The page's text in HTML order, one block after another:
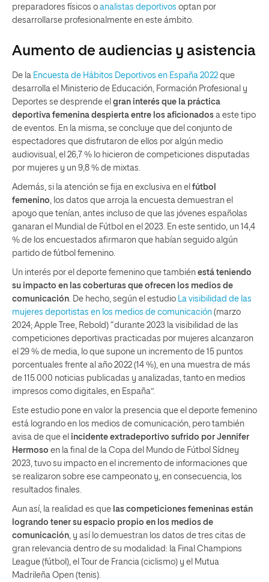
preparadores físicos o analistas deportivos optan por
desarrollarse profesionalmente en este ámbito.
Aumento de audiencias y asistencia
De la Encuesta de Hábitos Deportivos en España 2022que
desarrolla el Ministerio de Educación, Formación Profesional y
Deportes se desprende el gran interés que la práctica
deportiva femenina despierta entre los aficionados a este tipo
de eventos. En la misma, se concluye que del conjunto de
espectadores que disfrutaron de ellos por algún medio
audiovisual, el 26,7 % lo hicieron de competiciones disputadas
por mujeres y un 9,8 % de mixtas.
Además, si la atención se fija en exclusiva en el fútbol
femenino, los datos que arroja la encuesta demuestran el
apoyo que tenían, antes incluso de que las jóvenes españolas
ganaran el Mundial de Fútbol en el 2023. En este sentido, un 14,4
% de los encuestados afirmaron que habían seguido algún
partido de fútbol femenino.
Un interés por el deporte femenino que también está teniendo
su impacto en las coberturas que ofrecen los medios de
comunicación. De hecho, según el estudio La visibilidad de las
mujeres deportistas en los medios de comunicación (marzo
2024; Apple Tree, Rebold) “durante 2023 la visibilidad de las
competiciones deportivas practicadas por mujeres alcanzaron
el 29 % de media, lo que supone un incremento de 15 puntos
porcentuales frente al año 2022 (14 %), en una muestra de más
de 115.000 noticias publicadas y analizadas, tanto en medios
impresos como digitales, en España”.
Este estudio pone en valor la presencia que el deporte femenino
está logrando en los medios de comunicación, pero también
avisa de que el incidente extradeportivo sufrido por Jennifer
Hermoso en la final de la Copa del Mundo de Fútbol Sídney
2023, tuvo su impacto en el incremento de informaciones que
se realizaron sobre ese campeonato y, en consecuencia, los
resultados finales.
Aun así, la realidad es que las competiciones femeninas están
logrando tener su espacio propio en los medios de
comunicación, y así lo demuestran los datos de tres citas de
gran relevancia dentro de su modalidad: la Final Champions
League (fútbol), el Tour de Francia (ciclismo) y el Mutua
Madrileña Open (tenis).